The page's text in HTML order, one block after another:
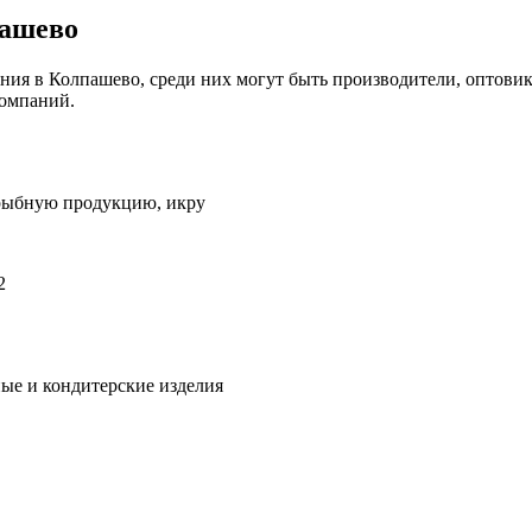
в Колпашево, среди них могут быть производители,
продукцию, икру
и кондитерские изделия